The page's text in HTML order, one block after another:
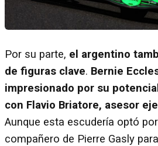
Por su parte, el argentino
de figuras clave. Bernie
impresionado por su
con Flavio Briatore, asesor
Aunque esta escudería optó por
compañero de Pierre Gasly